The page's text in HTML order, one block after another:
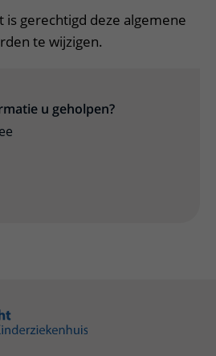
is gerechtigd deze algemene
te wijzigen.
u geholpen?